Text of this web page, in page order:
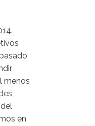
menos
en